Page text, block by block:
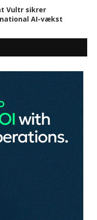
Vultr sikrer
AI-vækst